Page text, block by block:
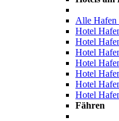
Alle Hafen
Hotel
Hotel
Hotel
Hotel
Hotel
Hotel
Hotel
Fähren